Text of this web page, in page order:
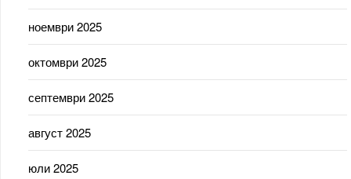
ноември 2025
октомври 2025
септември 2025
август 2025
юли 2025